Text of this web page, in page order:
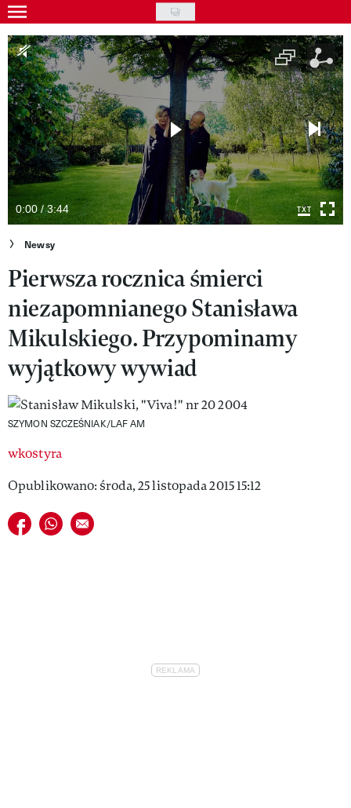
Skip
to
main
content
Gwiazdy
Ludzie
Moda
Uroda
Styl życia
Kultura
Wideo
Nasze akcje
VIVA!ART
VIVA!MODA
VIVA!LIFESTYLE
VIVA!MAN
0:00 / 3:44
Newsy
Pierwsza rocznica śmierci
niezapomnianego Stanisława
Mikulskiego. Przypominamy
wyjątkowy wywiad
SZYMON SZCZEŚNIAK/LAF AM
wkostyra
Opublikowano: środa, 25 listopada 2015 15:12
Udostępnij na facebook
Udostępnij na whatsapp
E-mail do przyjaciela